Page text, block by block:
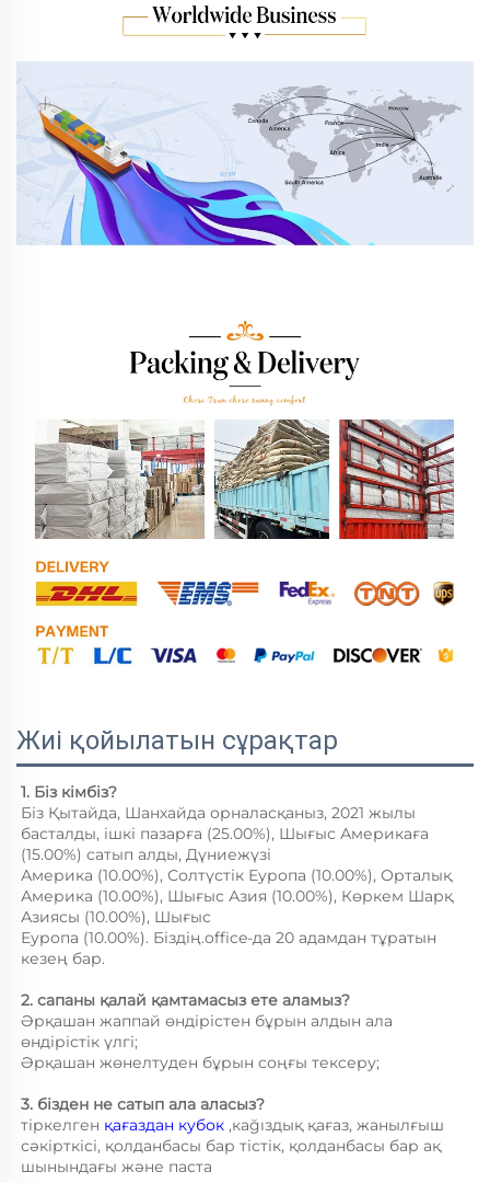
Жиі қойылатын сұрақтар
1. Біз кімбіз?
Біз Қытайда, Шанхайда орналасқаныз, 2021 жылы
басталды, ішкі пазарға (25.00%), Шығыс Америкаға
(15.00%) сатып алды, Дүниежүзі
Америка (10.00%), Солтүстік Еуропа (10.00%), Орталық
Америка (10.00%), Шығыс Азия (10.00%), Көркем Шарқ
Азиясы (10.00%), Шығыс
Еуропа (10.00%). Біздің.office-да 20 адамдан тұратын
кезең бар.
2. сапаны қалай қамтамасыз ете аламыз?
Әрқашан жаппай өндірістен бұрын алдын ала
өндірістік үлгі;
Әрқашан жөнелтуден бұрын соңғы тексеру;
3. бізден не сатып ала аласыз?
тіркелген қағаздан кубок ,каğıздық қағаз, жанылғыш
сәкірткісі, қолданбасы бар тістік, қолданбасы бар ақ
шынындағы және паста